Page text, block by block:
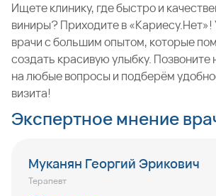
Ищете клинику, где быстро и
виниры? Приходите в «Кариесу.Нет»!
врачи с большим опытом, которые
создать красивую улыбку. Позвоните
на любые вопросы и подберём
визита!
Экспертное мнение
Муканян Георгий Эрикович
Терапевт